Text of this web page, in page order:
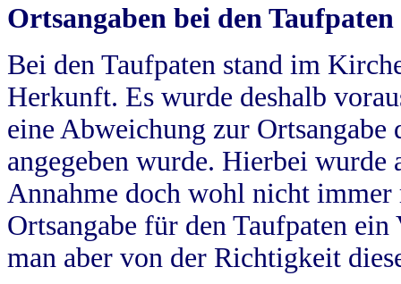
Ortsangaben bei den Taufpaten
Bei den Taufpaten stand im
Herkunft. Es wurde deshalb
eine Abweichung zur
angegeben wurde. Hierbei wurde
Annahme doch wohl nicht
Ortsangabe für den Taufpaten
man aber von der Richtigkeit